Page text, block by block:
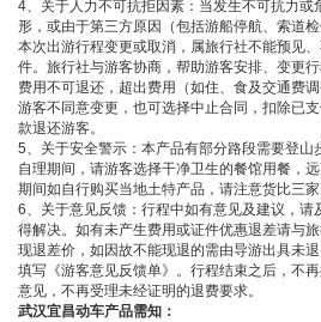
4、关于人力不可抗拒因素：当发生不可抗力或
形，或由于第三方原因（包括游船停航、索道
本次出游行程变更或取消，属旅行社不能预见
件。旅行社与游客协商，帮助游客安排、变更
费用不可退还，超出费用（如住、食及交通费
游客不同意变更，也可选择中止合同，扣除已
款退还游客。
5、关于安全警示：本产品有部分路段需要登山
自理期间，请游客选择干净卫生的餐馆用餐，
期间如自行购买当地土特产品，请注意货比三家
6、关于意见反馈：行程中如有意见及建议，请
得解决。如有未产生费用或证件优惠退差请与
现退差价，如因故不能现退的需由导游出具未
填写《游客意见反馈单》。行程结束之后，不
意见，不再受理未经证明的退费要求。
武汉宜昌动车产品需知：